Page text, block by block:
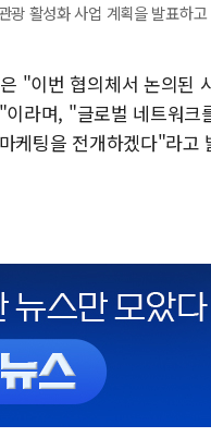
광 활성화 사업 계획을 발표하
"이번 협의체서 논의된
라며, "글로벌 네트워
케팅을 전개하겠다"라고